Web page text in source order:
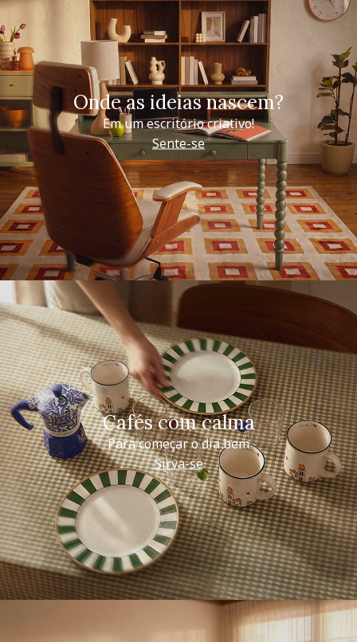
Onde as ideias nascem?
Em um escritório criativo!
Sente-se
Cafés com calma
Para começar o dia bem
Sirva-se